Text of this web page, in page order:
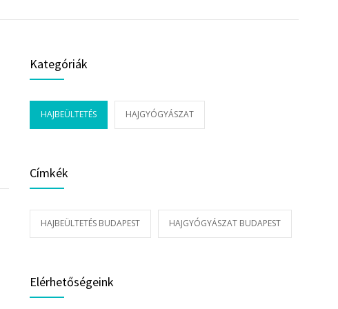
Kategóriák
HAJBEÜLTETÉS HAJGYÓGYÁSZAT
Címkék
HAJBEÜLTETÉS BUDAPEST HAJGYÓGYÁSZAT BUDAPEST
Elérhetőségeink